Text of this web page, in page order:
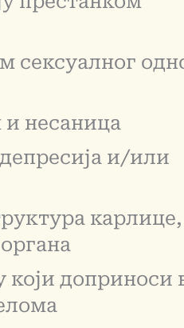
сексуалног
несаница
и/или
који доприноси